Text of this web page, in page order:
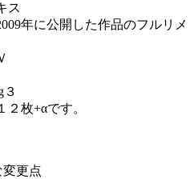
ス
年に公開した作品のフルリメ
枚+αです。
更点